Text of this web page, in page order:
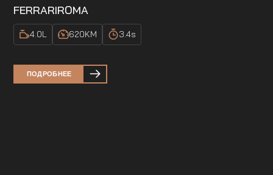
FERRARIROMA
4.0L 620KM 3.4s
ПОДРОБНЕЕ